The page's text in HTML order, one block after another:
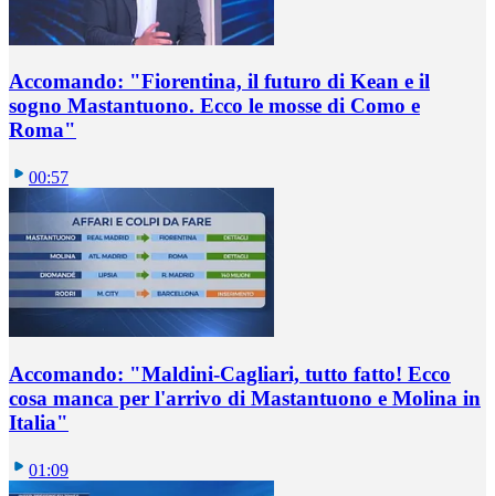
Accomando: "Fiorentina, il futuro di Kean e il
sogno Mastantuono. Ecco le mosse di Como e
Roma"
00:57
Accomando: "Maldini-Cagliari, tutto fatto! Ecco
cosa manca per l'arrivo di Mastantuono e Molina in
Italia"
01:09